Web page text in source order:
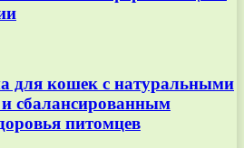
для кошек с натуральными
сбалансированным
питомцев